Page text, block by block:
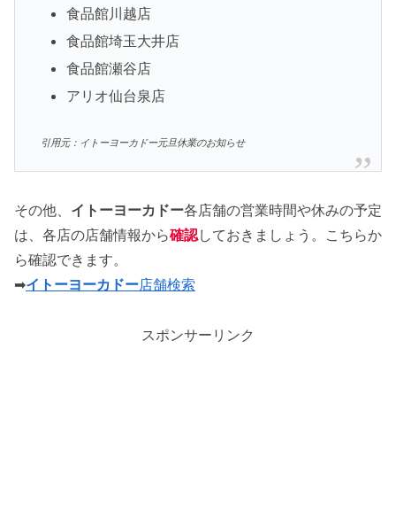
食品館川越店
食品館埼玉大井店
食品館瀬谷店
アリオ仙台泉店
引用元：イトーヨーカドー元旦休業のお知らせ
その他、 イトーヨーカドー各店舗の営業時間や休みの予定
は、各店の店舗情報から確認しておきましょう。こちらか
ら確認できます。
➡イトーヨーカドー店舗検索
スポンサーリンク